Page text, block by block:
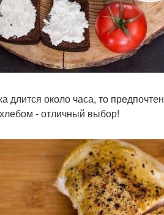
длится около часа, то
- отличный выбор!